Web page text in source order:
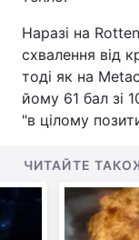
Наразі на
схвалення від
тоді як на
йому 61 бал зі
"в цілому
ЧИТАЙТЕ